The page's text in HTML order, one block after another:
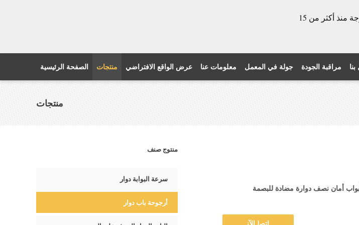
الشركة المصنعة للأبواب الدوارة وأجهزة وقوف السيارات المدرجة منذ أكثر من 15
الصفحة الرئيسية منتجات عرض الواقع الافتراضي معلومات عنا جولة في المعمل مراقبة الجودة
منتجات
منتوج صنف
سرعة البوابة دوار
أرجوحة باب دوار
أمان نصف دوارة مضادة للبصمة